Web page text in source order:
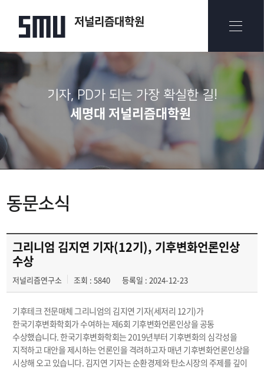
저널리즘대학원
기자, PD가 되는 가장 확실한 길!
세명대 저널리즘대학원
동문소식
그리니엄 김지연 기자(12기), 기후변화언론인상
수상
저널리즘연구소 조회 : 5840 등록일 : 2024-12-23
기후테크 전문매체 그리니엄의 김지연 기자(세저리 12기)가
한국기후변화학회가 수여하는 제6회 기후변화언론인상을 공동
수상했습니다. 한국기후변화학회는 2019년부터 기후변화의 심각성을
지적하고 대안을 제시하는 언론인을 격려하고자 매년 기후변화언론인상을
시상해 오고 있습니다. 김지연 기자는 순환경제와 탄소시장의 주제를 깊이